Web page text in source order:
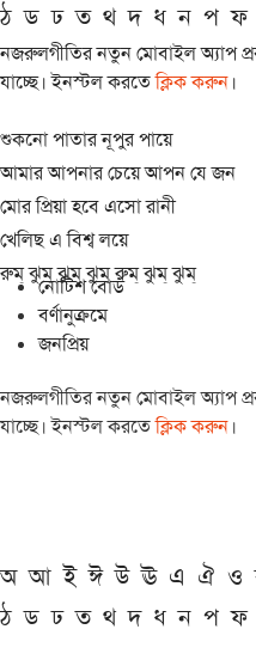
ঠ ড ঢ ত থ দ ধ ন প ফ
নজরুলগীতির নতুন মোবাইল অ্যাপ
যাচ্ছে। ইনস্টল করতেক্লিক করুন।
শুকনো পাতার নূপুর পায়ে
আমার আপনার চেয়ে আপন যে জন
মোর প্রিয়া হবে এসো রানী
খেলিছ এ বিশ্ব লয়ে
রুম্ ঝুম্ ঝুম্ ঝুম্ রুম্ ঝুম্ ঝুম্
নোটিশ বোর্ড
বর্ণানুক্রমে
জনপ্রিয়
নজরুলগীতির নতুন মোবাইল অ্যাপ
যাচ্ছে। ইনস্টল করতেক্লিক করুন।
অ আ ই ঈ উ ঊ এ ঐ ও
ঠ ড ঢ ত থ দ ধ ন প ফ